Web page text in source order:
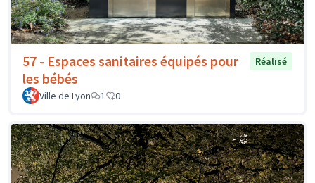
57 - Espaces sanitaires équipés pour
les bébés
Réalisé
Ville de Lyon 1 0